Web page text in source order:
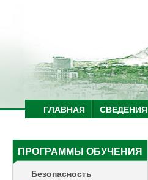
ГЛАВНАЯ
ПРОГРАММЫ ОБУЧЕНИЯ
Безопасность